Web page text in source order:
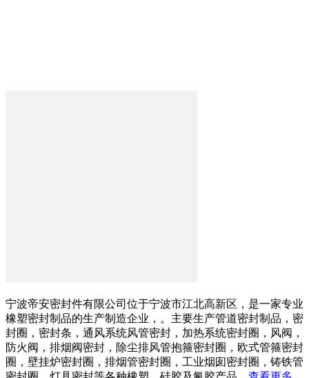
宁波帝安密封件有限公司位于宁波市江北高新区，是一家专业
橡塑密封制品的生产制造企业，。主要生产管道密封制品，密
封圈，密封条，通风系统风管密封，加热系统密封圈，风阀，
防火阀，排烟阀密封，除尘排风管抱箍密封圈，欧式管箍密封
圈，壁挂炉密封圈，排烟管密封圈，工业烟囱密封圈，铸铁管